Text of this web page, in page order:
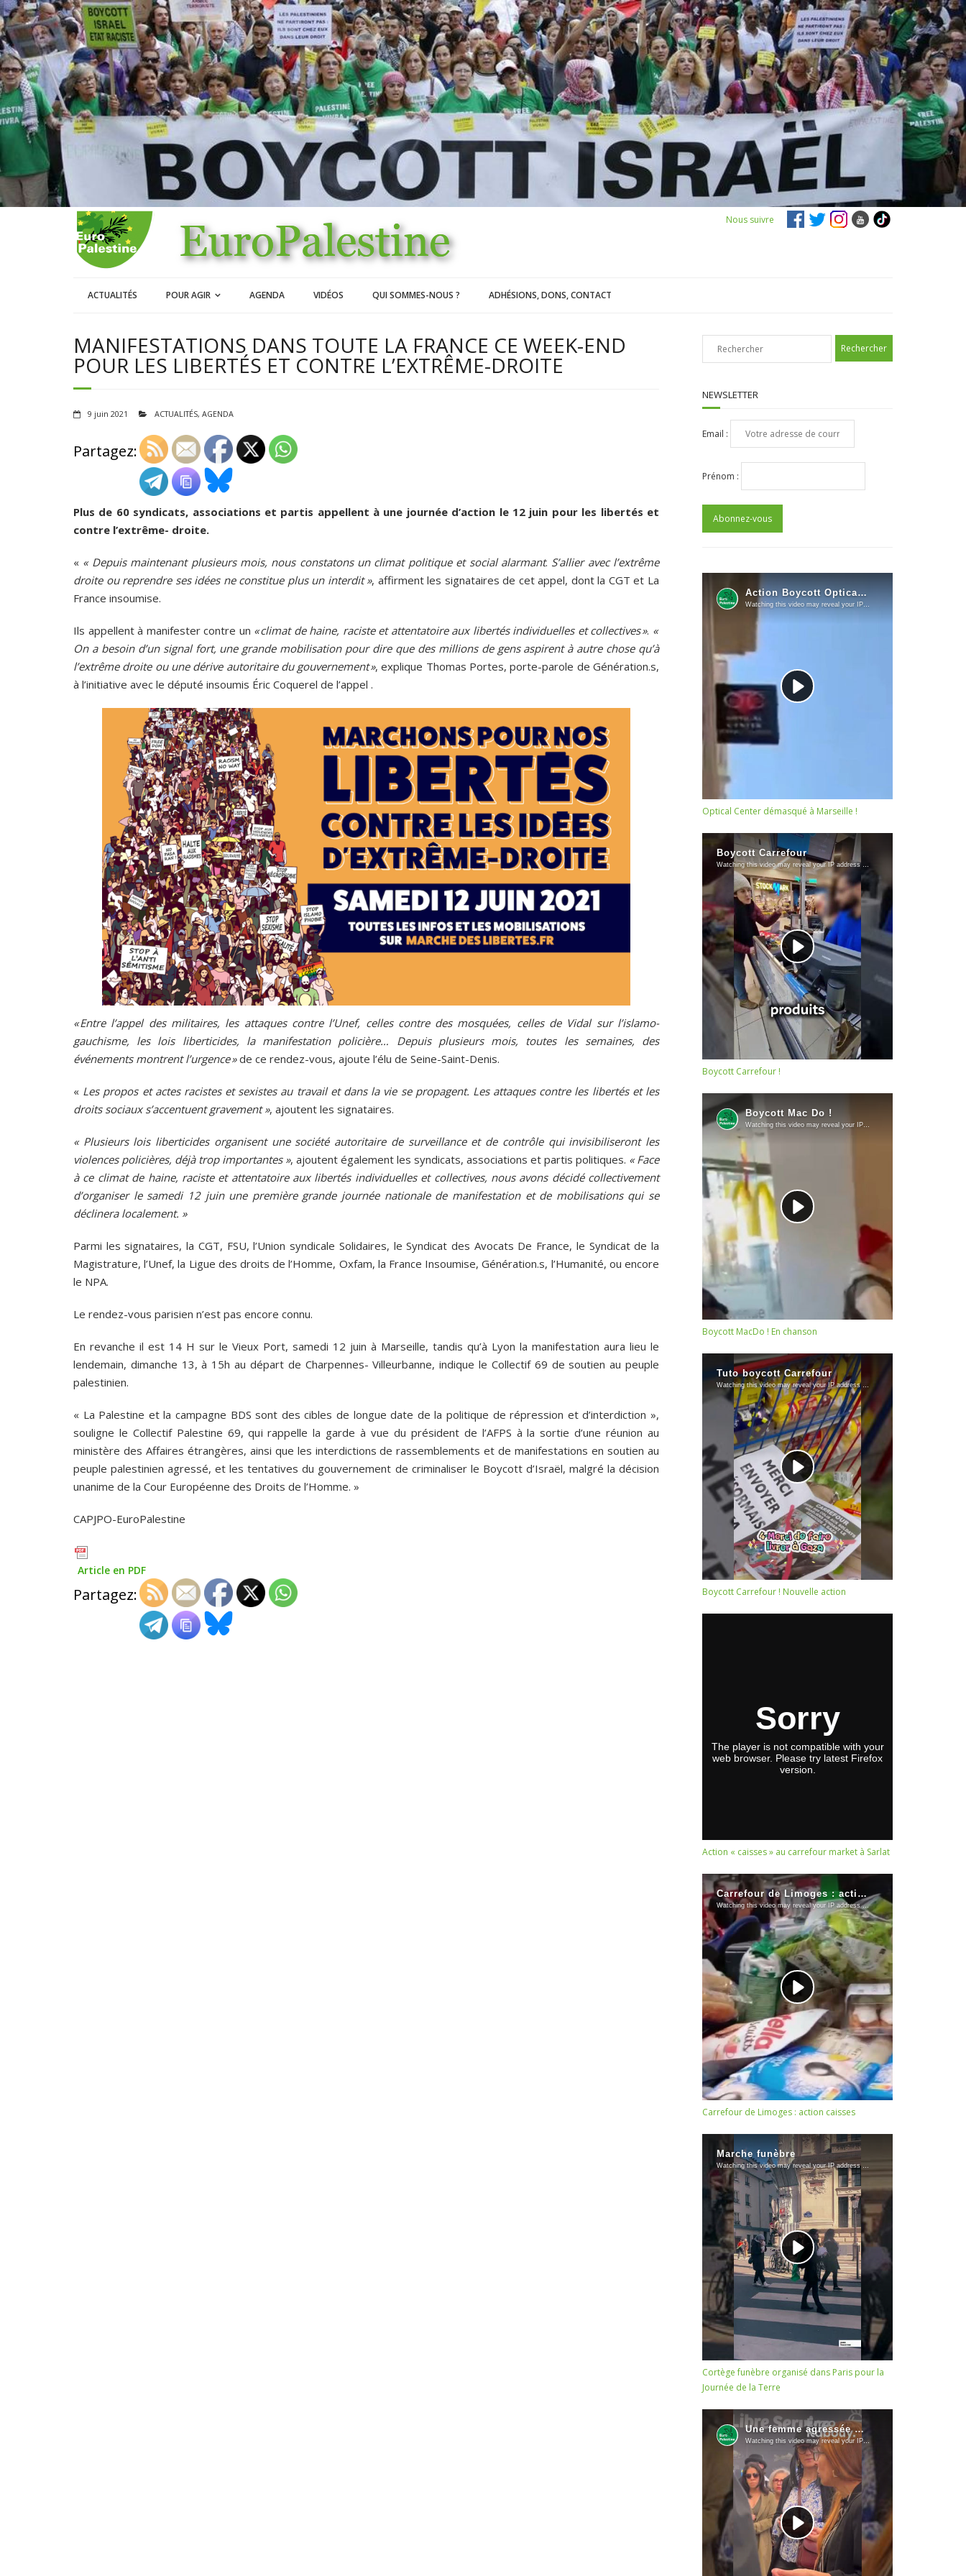
Nous suivre
ACTUALITÉS POUR AGIR AGENDA VIDÉOS QUI SOMMES-NOUS ? ADHÉSIONS, DONS, CONTACT
MANIFESTATIONS DANS TOUTE LA FRANCE CE WEEK-END
POUR LES LIBERTÉS ET CONTRE L’EXTRÊME-DROITE
9 juin 2021 ACTUALITÉS, AGENDA
Partagez:
Plus de 60 syndicats, associations et partis appellent à une journée d’action le 12 juin pour les libertés et
contre l’extrême- droite.
« « Depuis maintenant plusieurs mois, nous constatons un climat politique et social alarmant. S’allier avec l’extrême
droite ou reprendre ses idées ne constitue plus un interdit », affirment les signataires de cet appel, dont la CGT et La
France insoumise.
Ils appellent à manifester contre un « climat de haine, raciste et attentatoire aux libertés individuelles et collectives ». «
On a besoin d’un signal fort, une grande mobilisation pour dire que des millions de gens aspirent à autre chose qu’à
l’extrême droite ou une dérive autoritaire du gouvernement », explique Thomas Portes, porte-parole de Génération.s,
à l’initiative avec le député insoumis Éric Coquerel de l’appel .
« Entre l’appel des militaires, les attaques contre l’Unef, celles contre des mosquées, celles de Vidal sur l’islamo-
gauchisme, les lois liberticides, la manifestation policière… Depuis plusieurs mois, toutes les semaines, des
événements montrent l’urgence »de ce rendez-vous, ajoute l’élu de Seine-Saint-Denis.
« Les propos et actes racistes et sexistes au travail et dans la vie se propagent. Les attaques contre les libertés et les
droits sociaux s’accentuent gravement », ajoutent les signataires.
« Plusieurs lois liberticides organisent une société autoritaire de surveillance et de contrôle qui invisibiliseront les
violences policières, déjà trop importantes », ajoutent également les syndicats, associations et partis politiques. « Face
à ce climat de haine, raciste et attentatoire aux libertés individuelles et collectives, nous avons décidé collectivement
d’organiser le samedi 12 juin une première grande journée nationale de manifestation et de mobilisations qui se
déclinera localement. »
Parmi les signataires, la CGT, FSU, l’Union syndicale Solidaires, le Syndicat des Avocats De France, le Syndicat de la
Magistrature, l’Unef, la Ligue des droits de l’Homme, Oxfam, la France Insoumise, Génération.s, l’Humanité, ou encore
le NPA.
Le rendez-vous parisien n’est pas encore connu.
En revanche il est 14 H sur le Vieux Port, samedi 12 juin à Marseille, tandis qu’à Lyon la manifestation aura lieu le
lendemain, dimanche 13, à 15h au départ de Charpennes- Villeurbanne, indique le Collectif 69 de soutien au peuple
palestinien.
« La Palestine et la campagne BDS sont des cibles de longue date de la politique de répression et d’interdiction »,
souligne le Collectif Palestine 69, qui rappelle la garde à vue du président de l’AFPS à la sortie d’une réunion au
ministère des Affaires étrangères, ainsi que les interdictions de rassemblements et de manifestations en soutien au
peuple palestinien agressé, et les tentatives du gouvernement de criminaliser le Boycott d’Israël, malgré la décision
unanime de la Cour Européenne des Droits de l’Homme. »
CAPJPO-EuroPalestine
Article en PDF
Partagez:
NEWSLETTER
Email :
Prénom :
Optical Center démasqué à Marseille !
Boycott Carrefour !
Boycott MacDo ! En chanson
Boycott Carrefour ! Nouvelle action
Action « caisses » au carrefour market à Sarlat
Carrefour de Limoges : action caisses
Cortège funèbre organisé dans Paris pour la
Journée de la Terre